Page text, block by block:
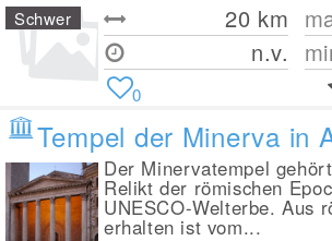
20 km
n.v.
Schwer
0
Tempel der Minerva in
Der Minervatempel
Relikt der römischen
UNESCO-Welterbe. Aus
erhalten ist vom...